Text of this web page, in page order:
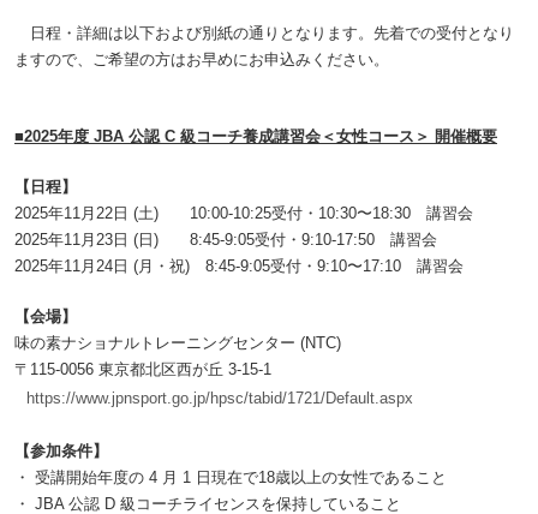
日程・詳細は以下および別紙の通りとなります。先着での受付となり
ますので、ご希望の方はお早めにお申込みください。
■2025年度 JBA 公認 C 級コーチ養成講習会＜女性コース＞ 開催概要
【日程】
2025年11月22日 (土) 10:00-10:25受付・10:30〜18:30 講習会
2025年11月23日 (日) 8:45-9:05受付・9:10-17:50 講習会
2025年11月24日 (月・祝) 8:45-9:05受付・9:10〜17:10 講習会
【会場】
味の素ナショナルトレーニングセンター (NTC)
〒115-0056 東京都北区西が丘 3-15-1
https://www.jpnsport.go.jp/hpsc/tabid/1721/Default.aspx
【参加条件】
・ 受講開始年度の 4 月 1 日現在で18歳以上の女性であること
・ JBA 公認 D 級コーチライセンスを保持していること